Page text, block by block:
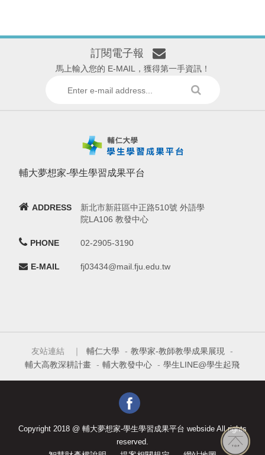
訂閱電子報
馬上輸入您的 E-MAIL，獲得第一手資訊！
輔大夢想家-學生學習成果平台
ADDRESS
新北市新莊區中正路510號 外語學
院LA106 教發中心
PHONE 02-2905-3190
E-MAIL fj03434@mail.fju.edu.tw
友站連結 ｜ 輔仁大學 - 教學家-教師教學成果展現 -
輔大高教深耕計畫 - 輔大教發中心 - 學生LINE@學生起飛
Copyright 2018 @ 輔大夢想家-學生學習成果平台 webside All rights
reserved.